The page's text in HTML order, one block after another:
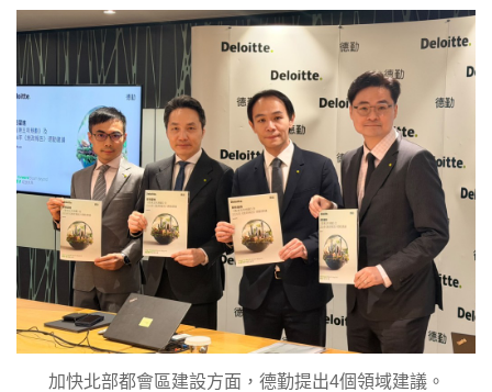
加快北部都會區建設方面，德勤提出4個領域建議。